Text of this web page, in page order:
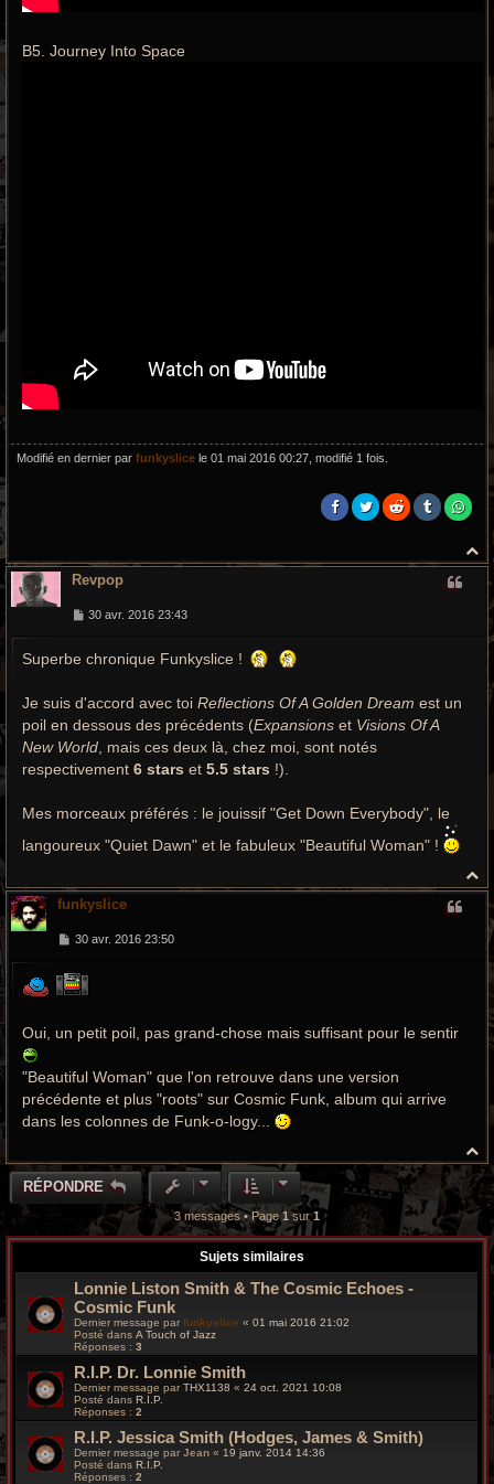
B5. Journey Into Space
Modifié en dernier par funkyslice le 01 mai 2016 00:27, modifié 1 fois.
a
Revpop
M
s
e
30 avr. 2016 23:43
Superbe chronique Funkyslice !
Je suis d'accord avec toi Reflections Of A Golden Dream est un
poil en dessous des précédents (Expansions et Visions Of A
New World, mais ces deux là, chez moi, sont notés
respectivement 6 stars et 5.5 stars !).
Mes morceaux préférés : le jouissif "Get Down Everybody", le
langoureux "Quiet Dawn" et le fabuleux "Beautiful Woman" !
a
funkyslice
M
s
a
30 avr. 2016 23:50
Oui, un petit poil, pas grand-chose mais suffisant pour le sentir
"Beautiful Woman" que l'on retrouve dans une version
précédente et plus "roots" sur Cosmic Funk, album qui arrive
dans les colonnes de Funk-o-logy...
a
u
RÉPONDRE
3 messages • Page1 sur1
Sujets similaires
Lonnie Liston Smith & The Cosmic Echoes -
Cosmic Funk
Dernier message par funkyslice « 01 mai 2016 21:02
Posté dans A Touch of Jazz
Réponses : 3
R.I.P. Dr. Lonnie Smith
Dernier message parTHX1138 « 24 oct. 2021 10:08
Posté dans R.I.P.
Réponses : 2
R.I.P. Jessica Smith (Hodges, James & Smith)
Dernier message par Jean « 19 janv. 2014 14:36
Posté dans R.I.P.
Réponses : 2